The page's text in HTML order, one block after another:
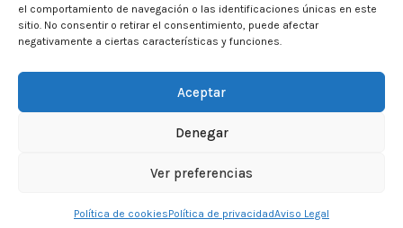
el comportamiento de navegación o las identificaciones únicas en este
sitio. No consentir o retirar el consentimiento, puede afectar
negativamente a ciertas características y funciones.
Aceptar
Denegar
Ver preferencias
Política de cookiesPolítica de privacidadAviso Legal
ACTIVIDADES DE VERANO 2026
Política de Cookies